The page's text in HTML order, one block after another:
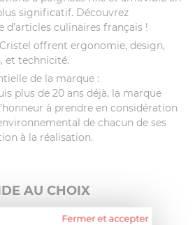
significatif. Découvrez
d’articles culinaires français !
offrent ergonomie, design,
et technicité.
de la marque :
plus de 20 ans déjà, la marque
à prendre en considération
de chacun de ses
à la réalisation.
AU CHOIX
Fermer et accepter